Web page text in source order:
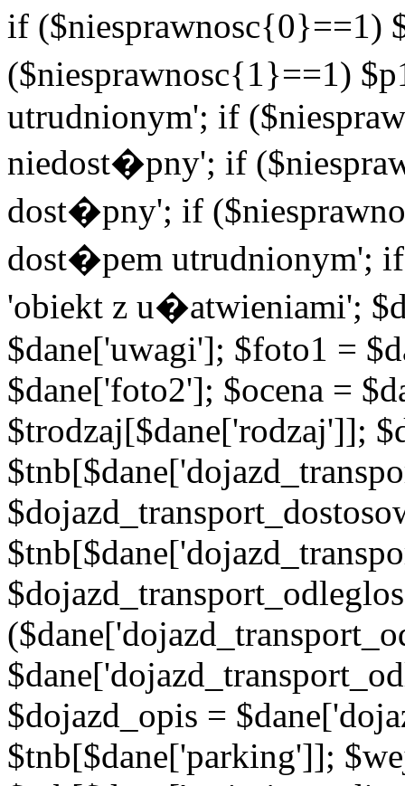
if ($niesprawnosc{0}==1)
($niesprawnosc{1}==1)
utrudnionym'; if
niedost�pny'; if
dost�pny'; if
dost�pem utrudnionym';
'obiekt z u�atwieniami';
$dane['uwagi']; $foto1 =
$dane['foto2']; $ocena =
$trodzaj[$dane['rodzaj']];
$dojazd_opis =
$tnb[$dane['parking']];